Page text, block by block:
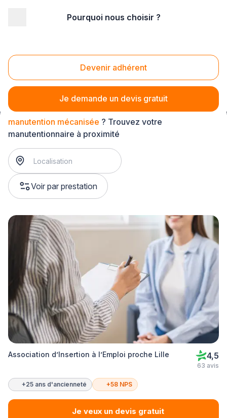
Pourquoi nous choisir ?
Devenir adhérent
Je demande un devis gratuit
Manutention mécanisée
manutention mécanisée ? Trouvez votre
manutentionnaire à proximité
Voir par prestation
Association d’Insertion à l’Emploi proche Lille 4,5
63 avis
+25 ans d'ancienneté +58 NPS
Je veux un devis gratuit